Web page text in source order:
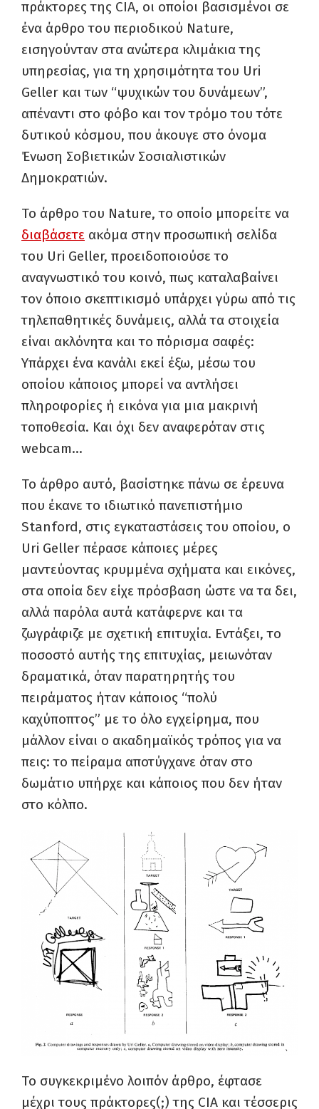
πράκτορες της CIA, οι οποίοι βασισμένοι σε
ένα άρθρο του περιοδικού Nature,
εισηγούνταν στα ανώτερα κλιμάκια της
υπηρεσίας, για τη χρησιμότητα του Uri
Geller και των “ψυχικών του δυνάμεων”,
απέναντι στο φόβο και τον τρόμο του τότε
δυτικού κόσμου, που άκουγε στο όνομα
Ένωση Σοβιετικών Σοσιαλιστικών
Δημοκρατιών.
Το άρθρο του Nature, το οποίο μπορείτε να
διαβάσετε ακόμα στην προσωπική σελίδα
του Uri Geller, προειδοποιούσε το
αναγνωστικό του κοινό, πως καταλαβαίνει
τον όποιο σκεπτικισμό υπάρχει γύρω από τις
τηλεπαθητικές δυνάμεις, αλλά τα στοιχεία
είναι ακλόνητα και το πόρισμα σαφές:
Υπάρχει ένα κανάλι εκεί έξω, μέσω του
οποίου κάποιος μπορεί να αντλήσει
πληροφορίες ή εικόνα για μια μακρινή
τοποθεσία. Και όχι δεν αναφερόταν στις
webcam…
Το άρθρο αυτό, βασίστηκε πάνω σε έρευνα
που έκανε το ιδιωτικό πανεπιστήμιο
Stanford, στις εγκαταστάσεις του οποίου, ο
Uri Geller πέρασε κάποιες μέρες
μαντεύοντας κρυμμένα σχήματα και εικόνες,
στα οποία δεν είχε πρόσβαση ώστε να τα δει,
αλλά παρόλα αυτά κατάφερνε και τα
ζωγράφιζε με σχετική επιτυχία. Εντάξει, το
ποσοστό αυτής της επιτυχίας, μειωνόταν
δραματικά, όταν παρατηρητής του
πειράματος ήταν κάποιος “πολύ
καχύποπτος” με το όλο εγχείρημα, που
μάλλον είναι ο ακαδημαϊκός τρόπος για να
πεις: το πείραμα αποτύγχανε όταν στο
δωμάτιο υπήρχε και κάποιος που δεν ήταν
στο κόλπο.
Το συγκεκριμένο λοιπόν άρθρο, έφτασε
μέχρι τους πράκτορες(;) της CIA και τέσσερις